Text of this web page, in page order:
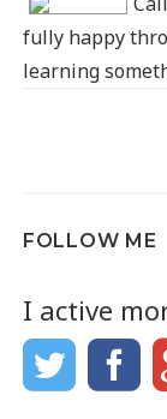
fully happy
learning
FOLLOW ME
I active